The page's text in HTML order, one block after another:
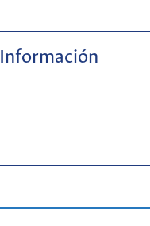
Información